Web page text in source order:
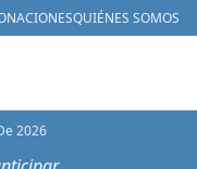
QUIÉNES SOMOS
2026